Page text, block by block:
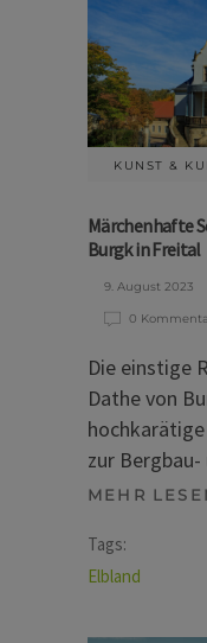
KUNST &
Märchenhafte
Burgk in Freital
9. August 2023
0
Die einstige
Dathe von
zur
MEHR
Tags:
Elbland